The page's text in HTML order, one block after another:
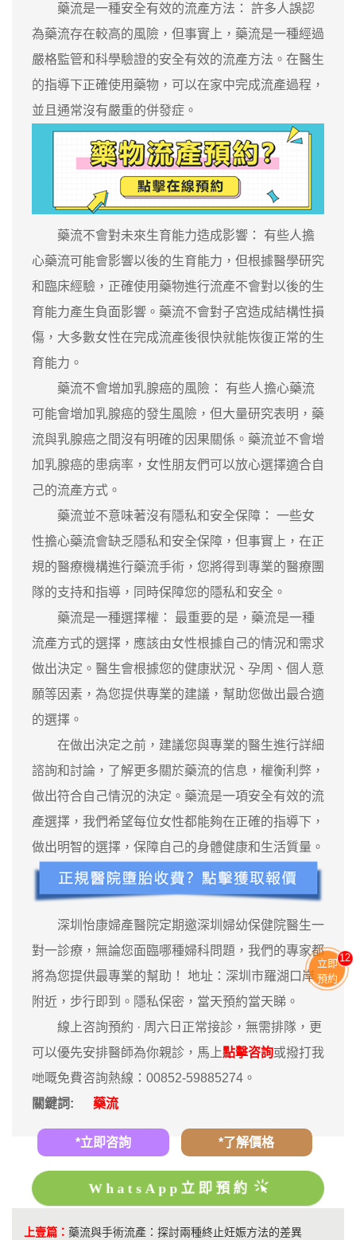
藥流是一種安全有效的流產方法： 許多人誤認
為藥流存在較高的風險，但事實上，藥流是一種經過
嚴格監管和科學驗證的安全有效的流產方法。在醫生
的指導下正確使用藥物，可以在家中完成流產過程，
並且通常沒有嚴重的併發症。
藥流不會對未來生育能力造成影響： 有些人擔
心藥流可能會影響以後的生育能力，但根據醫學研究
和臨床經驗，正確使用藥物進行流產不會對以後的生
育能力產生負面影響。藥流不會對子宮造成結構性損
傷，大多數女性在完成流產後很快就能恢復正常的生
育能力。
藥流不會增加乳腺癌的風險： 有些人擔心藥流
可能會增加乳腺癌的發生風險，但大量研究表明，藥
流與乳腺癌之間沒有明確的因果關係。藥流並不會增
加乳腺癌的患病率，女性朋友們可以放心選擇適合自
己的流產方式。
藥流並不意味著沒有隱私和安全保障： 一些女
性擔心藥流會缺乏隱私和安全保障，但事實上，在正
規的醫療機構進行藥流手術，您將得到專業的醫療團
隊的支持和指導，同時保障您的隱私和安全。
藥流是一種選擇權： 最重要的是，藥流是一種
流產方式的選擇，應該由女性根據自己的情況和需求
做出決定。醫生會根據您的健康狀況、孕周、個人意
願等因素，為您提供專業的建議，幫助您做出最合適
的選擇。
在做出決定之前，建議您與專業的醫生進行詳細
諮詢和討論，了解更多關於藥流的信息，權衡利弊，
做出符合自己情況的決定。藥流是一項安全有效的流
產選擇，我們希望每位女性都能夠在正確的指導下，
做出明智的選擇，保障自己的身體健康和生活質量。
深圳怡康婦產醫院定期邀深圳婦幼保健院醫生一
對一診療，無論您面臨哪種婦科問題，我們的專家都
將為您提供最專業的幫助！ 地址：深圳市羅湖口岸
附近，步行即到。隱私保密，當天預約當天睇。
‎線上咨詢預約 · ‎周六日正常接診，無需排隊，更
可以優先安排醫師為你親診，馬上點擊咨詢或撥打我
哋嘅免費咨詢熱線：00852-59885274。
關鍵詞:
藥流
*立即咨詢 *了解價格
WhatsApp立即預約
上壹篇： 藥流與手術流產：探討兩種終止妊娠方法的差異
立即
預約
12